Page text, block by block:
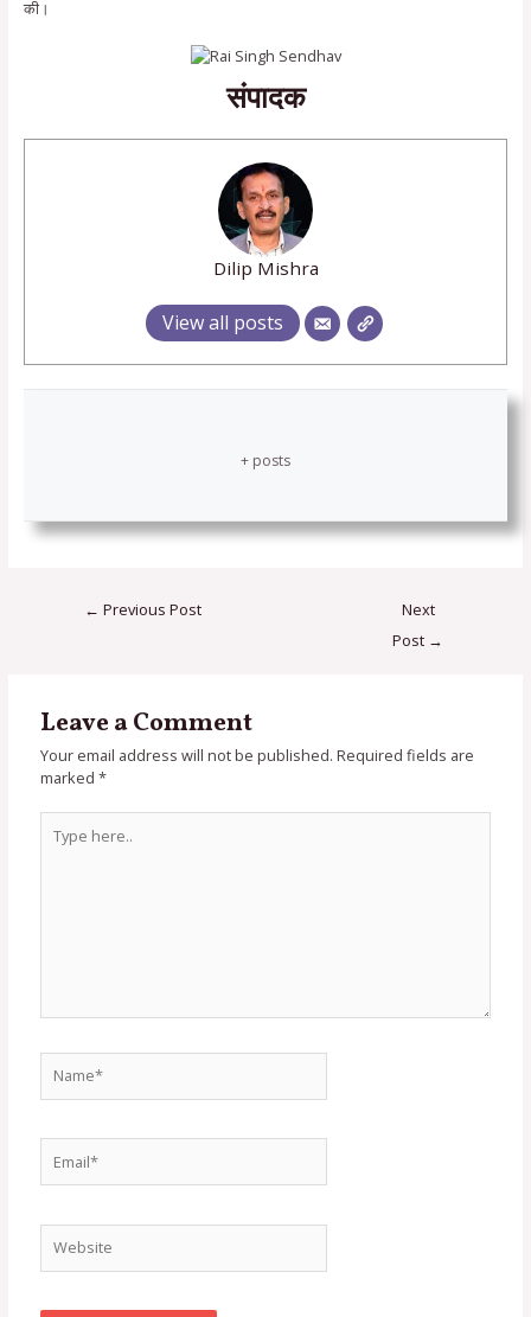
की।
संपादक
Dilip Mishra
View all posts
+ posts
← Previous Post
Next
Post →
Leave a Comment
Your email address will not be published. Required fields are
marked*
here..